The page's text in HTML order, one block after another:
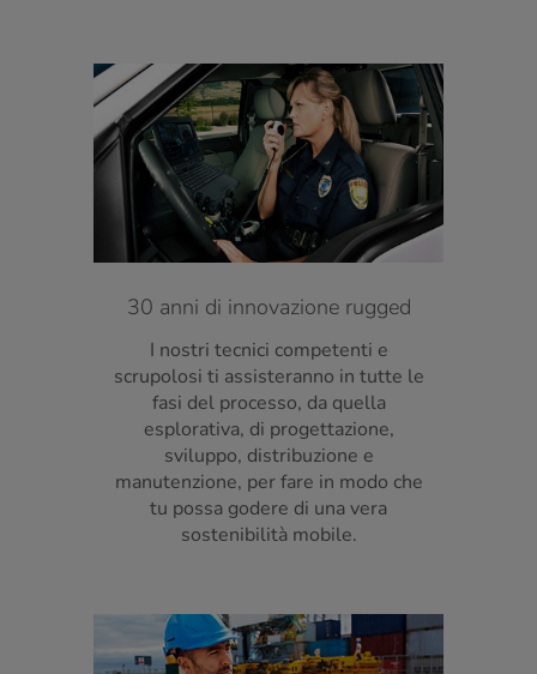
30 anni di innovazione rugged
I nostri tecnici competenti e
scrupolosi ti assisteranno in tutte le
fasi del processo, da quella
esplorativa, di progettazione,
sviluppo, distribuzione e
manutenzione, per fare in modo che
tu possa godere di una vera
sostenibilità mobile.